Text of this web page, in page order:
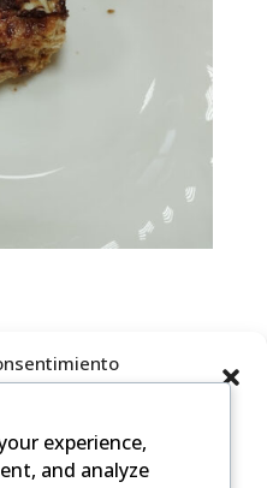
utilizamos tecnologías como
a la información del
tecnologías nos permitirá
experience,
and analyze